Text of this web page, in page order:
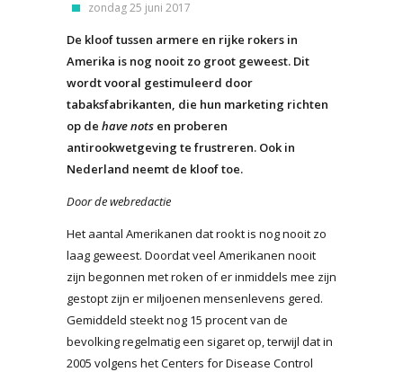
zondag 25 juni 2017
De kloof tussen armere en rijke rokers in
Amerika is nog nooit zo groot geweest. Dit
wordt vooral gestimuleerd door
tabaksfabrikanten, die hun marketing richten
op de have nots en proberen
antirookwetgeving te frustreren. Ook in
Nederland neemt de kloof toe.
Door de webredactie
Het aantal Amerikanen dat rookt is nog nooit zo
laag geweest. Doordat veel Amerikanen nooit
zijn begonnen met roken of er inmiddels mee zijn
gestopt zijn er miljoenen mensenlevens gered.
Gemiddeld steekt nog 15 procent van de
bevolking regelmatig een sigaret op, terwijl dat in
2005 volgens het Centers for Disease Control